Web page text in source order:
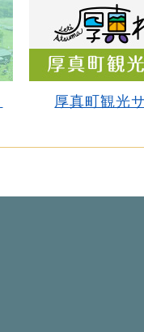
厚真町観光